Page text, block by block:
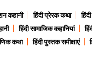
कहानी हिंदी प्रेरक कथा
हिंदी सामाजिक कहानियां
कथा हिंदी पुस्तक समीक्षाएं